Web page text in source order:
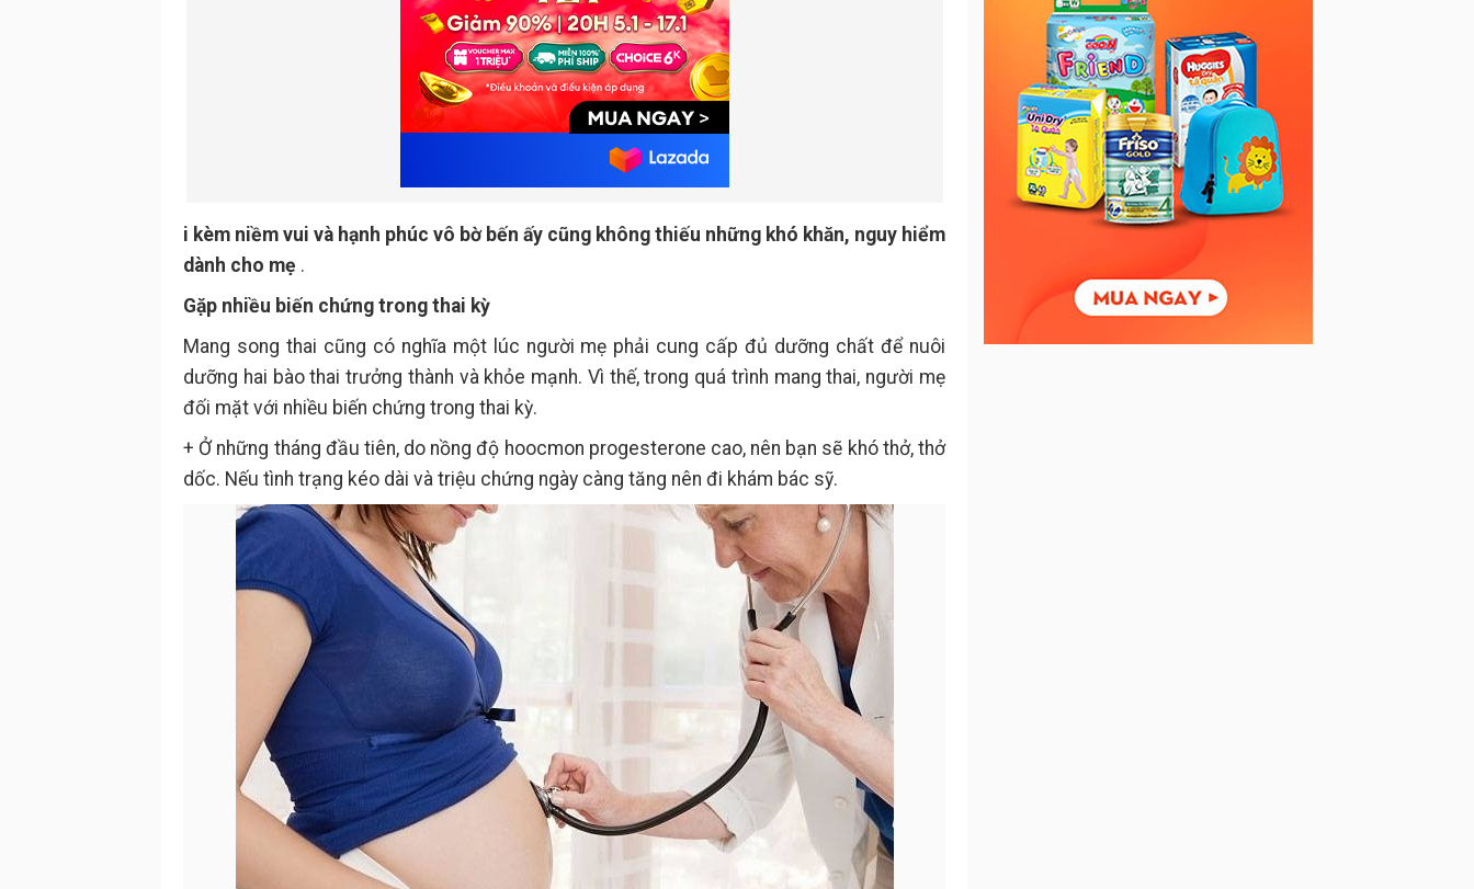
i kèm niềm vui và hạnh phúc vô bờ bến ấy cũng không thiếu những khó khăn, nguy hiểm
dành cho mẹ .
Gặp nhiều biến chứng trong thai kỳ
Mang song thai cũng có nghĩa một lúc người mẹ phải cung cấp đủ dưỡng chất để nuôi
dưỡng hai bào thai trưởng thành và khỏe mạnh. Vì thế, trong quá trình mang thai, người mẹ
đối mặt với nhiều biến chứng trong thai kỳ.
+ Ở những tháng đầu tiên, do nồng độ hoocmon progesterone cao, nên bạn sẽ khó thở, thở
dốc. Nếu tình trạng kéo dài và triệu chứng ngày càng tăng nên đi khám bác sỹ.